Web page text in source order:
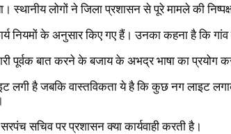
स्थानीय लोगों ने जिला प्रशासन से पूरे मामले की
नियमों के अनुसार किए गए हैं। उनका कहना है कि
पूर्वक बात करने के बजाय के अभद्र भाषा का
लगी है जबकि वास्तविकता ये है कि कुछ नग
सचिव पर प्रशासन क्या कार्यवाही करती है।